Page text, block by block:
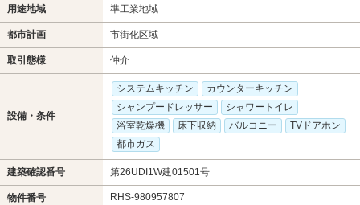
用途地域 準工業地域
都市計画 市街化区域
取引態様 仲介
設備・条件
システムキッチン
カウンターキッチン
シャンプードレッサー
シャワートイレ
浴室乾燥機
床下収納 バルコニー
TVドアホン
都市ガス
建築確認番号 第26UDI1W建01501号
物件番号 RHS-980957807